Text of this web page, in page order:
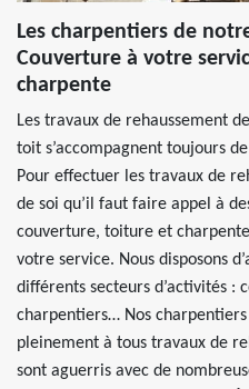
Les charpentiers de
Couverture à votre
charpente
Les travaux de rehaussement
toit s’accompagnent toujours
Pour effectuer les travaux de
de soi qu’il faut faire appel à
couverture, toiture et
votre service. Nous disposons
différents secteurs d’activités :
charpentiers… Nos
pleinement à tous travaux de
sont aguerris avec de